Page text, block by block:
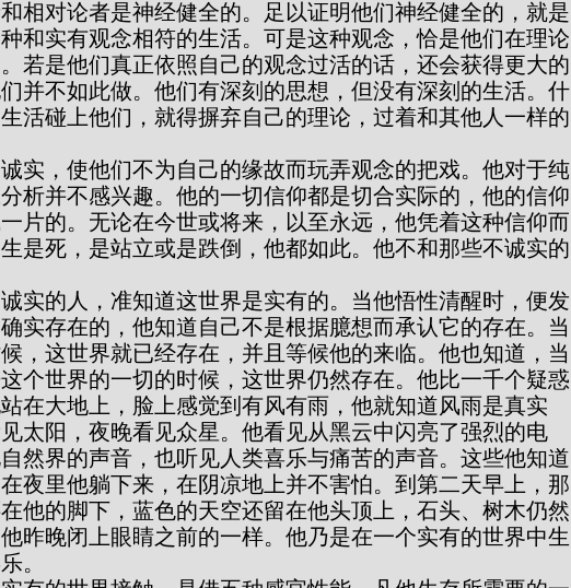
和实有观念相符的生活。可是这种观念，恰是他们在理论
若是他们真正依照自己的观念过活的话，还会获得更大的
并不如此做。他们有深刻的思想，但没有深刻的生活。什
活碰上他们，就得摒弃自己的理论，过着和其他人一样的
析并不感兴趣。他的一切信仰都是切合实际的，他的信仰
片的。无论在今世或将来，以至永远，他凭着这种信仰而
是死，是站立或是跌倒，他都如此。他不和那些不诚实的
实存在的，他知道自己不是根据臆想而承认它的存在。当
，这世界就已经存在，并且等候他的来临。他也知道，当
个世界的一切的时候，这世界仍然存在。他比一千个疑惑
在大地上，脸上感觉到有风有雨，他就知道风雨是真实
太阳，夜晚看见众星。他看见从黑云中闪亮了强烈的电
然界的声音，也听见人类喜乐与痛苦的声音。这些他知道
夜里他躺下来，在阴凉地上并不害怕。到第二天早上，那
他的脚下，蓝色的天空还留在他头顶上，石头、树木仍然
昨晚闭上眼睛之前的一样。他乃是在一个实有的世界中生
。